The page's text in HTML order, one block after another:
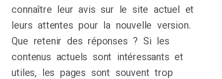
connaître leur avis sur le site actuel et
leurs attentes pour la nouvelle version.
Que retenir des réponses ? Si les
contenus actuels sont intéressants et
utiles, les pages sont souvent trop